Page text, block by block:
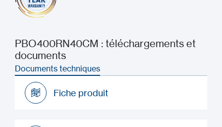
PBO400RN40CM : téléchargements et
documents
Documents techniques
Fiche produit